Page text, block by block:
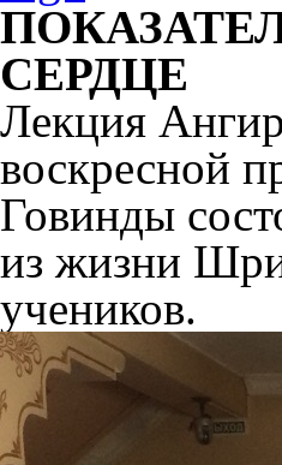
СЕРДЦЕ
Лекция
воскресной
Говинды
из жизни
учеников.